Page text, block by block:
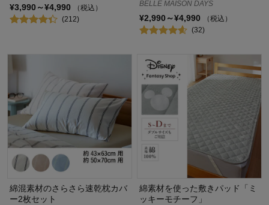
¥3,990～¥4,990
（税込）
(212)
BELLE MAISON DAYS
¥2,990～¥4,990
（税込）
(32)
綿混素材のさらさら速乾枕カバ
ー2枚セット
綿素材を使った敷きパッド「ミ
ッキーモチーフ」